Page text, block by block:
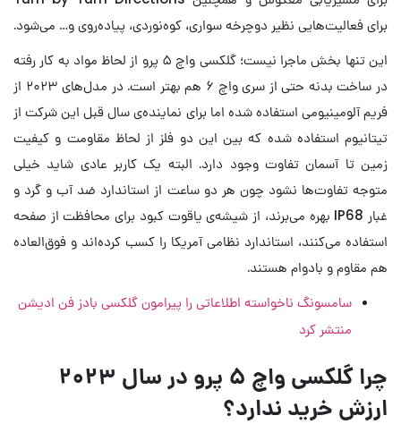
برای فعالیت‌هایی نظیر دوچرخه سواری، کوه‌نوردی، پیاده‌روی و… می‌شود.
این تنها بخش ماجرا نیست؛ گلکسی واچ ۵ پرو از لحاظ مواد به کار رفته
در ساخت بدنه حتی از سری واچ ۶ هم بهتر است. در مدل‌های ۲۰۲۳ از
فریم آلومینیومی استفاده شده اما برای نماینده‌ی سال قبل این شرکت از
تیتانیوم استفاده شده که بین این دو فلز از لحاظ مقاومت و کیفیت
زمین تا آسمان تفاوت وجود دارد. البته یک کاربر عادی شاید خیلی
متوجه تفاوت‌ها نشود چون هر دو ساعت از استاندارد ضد آب و گرد و
غبار IP68 بهره می‌برند، از شیشه‌ی یاقوت کبود برای محافظت از صفحه
استفاده می‌کنند، استاندارد نظامی آمریکا را کسب کرده‌اند و فوق‌العاده
هم مقاوم و بادوام هستند.
سامسونگ ناخواسته اطلاعاتی را پیرامون گلکسی بادز فن ادیشن
منتشر کرد
چرا گلکسی واچ ۵ پرو در سال ۲۰۲۳
ارزش خرید ندارد؟